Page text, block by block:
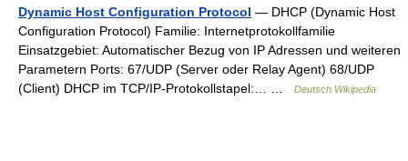
Dynamic Host Configuration Protocol — DHCP (Dynamic Host
Configuration Protocol) Familie: Internetprotokollfamilie
Einsatzgebiet: Automatischer Bezug von IP Adressen und weiteren
Parametern Ports: 67/UDP (Server oder Relay Agent) 68/UDP
(Client) DHCP im TCP/IP‑Protokollstapel:… …
Deutsch Wikipedia